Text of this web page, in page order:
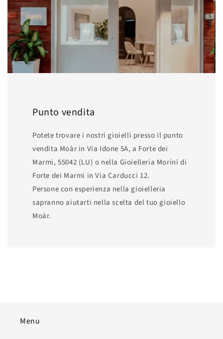
Punto vendita
Potete trovare i nostri gioielli presso il punto
vendita Moàr in Via Idone 5A, a Forte dei
Marmi, 55042 (LU) o nella Gioielleria Morini di
Forte dei Marmi in Via Carducci 12.
Persone con esperienza nella gioielleria
sapranno aiutarti nella scelta del tuo gioiello
Moàr.
Menu